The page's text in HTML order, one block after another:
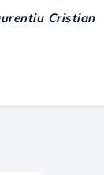
Cristian